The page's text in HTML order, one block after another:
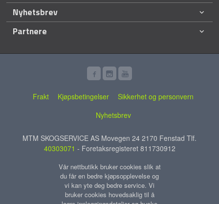
Nyhetsbrev
Partnere
Frakt Kjøpsbetingelser
Sikkerhet og personvern
Nyhetsbrev
MTM SKOGSERVICE AS Movegen 24 2170 Fenstad Tlf.
40303071 - Foretaksregisteret 811730912
Vår nettbutikk bruker cookies slik at
du får en bedre kjøpsopplevelse og
vi kan yte deg bedre service. Vi
bruker cookies hovedsaklig til å